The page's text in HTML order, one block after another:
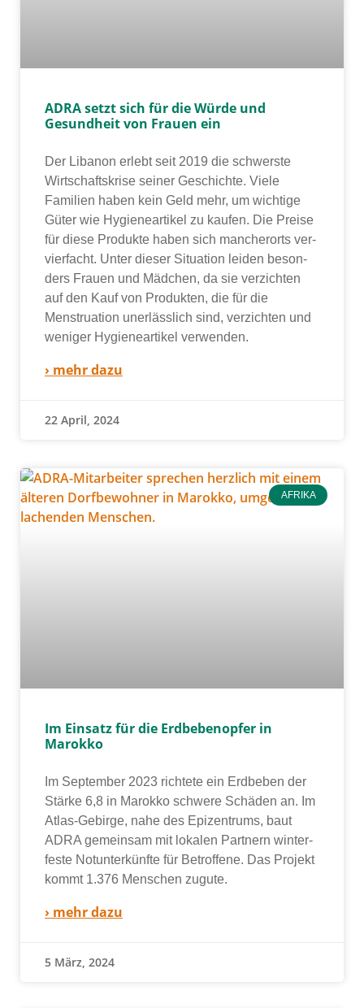
ADRA setzt sich für die Würde und
Gesundheit von Frauen ein
Der Libanon erlebt seit 2019 die schwers­te
Wirtschaftskrise sei­ner Geschichte. Viele
Familien haben kein Geld mehr, um wich­ti­ge
Güter wie Hygieneartikel zu kau­fen. Die Preise
für die­se Produkte haben sich man­cher­orts ver­
vier­facht. Unter die­ser Situation lei­den beson­
ders Frauen und Mädchen, da sie ver­zich­ten
auf den Kauf von Produkten, die für die
Menstruation uner­läss­lich sind, ver­zich­ten und
weni­ger Hygieneartikel ver­wen­den.
› mehr dazu
22 April, 2024
AFRIKA
Im Einsatz für die Erdbebenopfer in
Marokko
Im September 2023 rich­te­te ein Erdbeben der
Stärke 6,8 in Marokko schwe­re Schäden an. Im
Atlas-Gebirge, nahe des Epizentrums, baut
ADRA gemein­sam mit loka­len Partnern win­ter­
fes­te Notunterkünfte für Betroffene. Das Projekt
kommt 1.376 Menschen zugu­te.
› mehr dazu
5 März, 2024